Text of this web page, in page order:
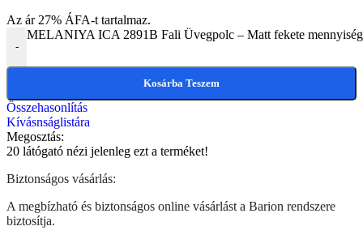
Az ár 27% ÁFA-t tartalmaz.
-
MELANIYA ICA 2891B Fali Üvegpolc – Matt fekete mennyiség
Kosárba Teszem
Összehasonlítás
Kívásnságlistára
Megosztás:
20 látógató nézi jelenleg ezt a terméket!
Biztonságos vásárlás:
A megbízható és biztonságos online vásárlást a Barion rendszere
biztosítja.